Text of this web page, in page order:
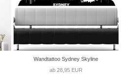
Wandtattoo Sydney Skyline
ab 28,95 EUR